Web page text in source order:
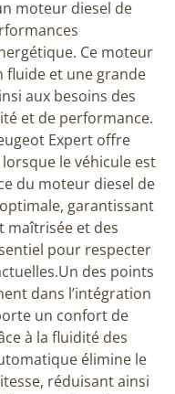
moteur diesel de
Ce moteur
fluide et une grande
aux besoins des
et de performance.
Expert offre
le véhicule est
du moteur diesel de
garantissant
maîtrisée et des
pour respecter
des points
dans l’intégration
un confort de
à la fluidité des
élimine le
réduisant ainsi